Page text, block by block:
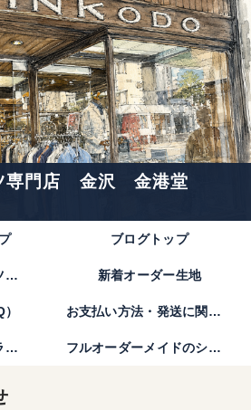
専門店 金沢 金港堂
ブログトップ
初めてのオーダーシャツのご注文方法｜金港堂【公式】 新着オーダー生地
お支払い方法・発送に関して
オーダーシャツ生地ブランド フルオーダーメイドのシャツとは。